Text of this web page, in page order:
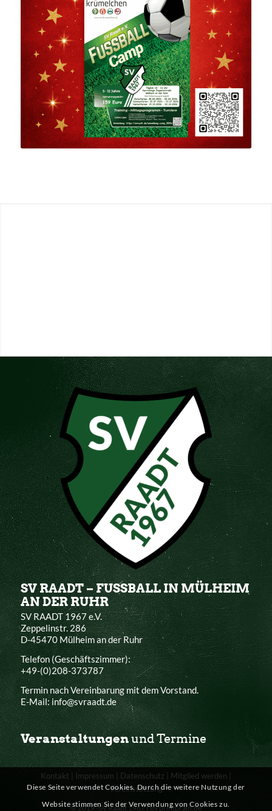
SV RAADT – FUSSBALL IN MÜLHEIM
AN DER RUHR
SV RAADT 1967 e.V.
Zeppelinstr. 286
D-45470 Mülheim an der Ruhr
Telefon (Geschäftszimmer):
+49-(0)208-373787
Termin nach Vereinbarung mit dem Vorstand.
E-Mail: info@svraadt.de
Veranstaltungenund Termine
Kontakt Impressum Datenschutz Mitglied werden
Vereinssatzung
© 2019 -SV Raadt 1967 |by printbrain.de
Diese Seite verwendet Cookies. Durch die weitere Nutzung der
Website stimmen Sie der Verwendung von Cookies zu.